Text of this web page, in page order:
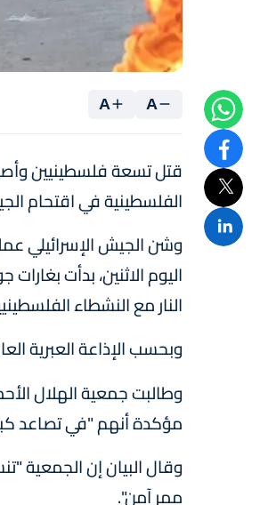
A
A
الفلسطينية في اقتحام
وشن الجيش الإسرائيلي
اليوم الاثنين، بدأت
النار مع النشطاء
وبحسب الإذاعة العبرية
وطالبت جمعية الهلال
مؤكدة أنهم "في تصاعد
وقال البيان إن الجمعية
ممر آمن".